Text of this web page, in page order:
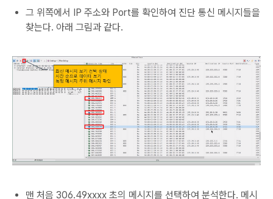
그 위쪽에서 IP 주소와 Port를 확인하여 진단 통신 메시지들을
찾는다. 아래 그림과 같다.
맨 처음 306.49xxxx 초의 메시지를 선택하여 분석한다. 메시